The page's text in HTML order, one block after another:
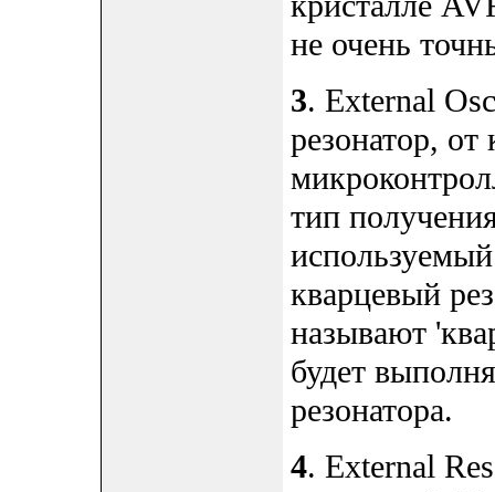
не очень
3. External
резонатор, от
тип
кварцевый
называют
будет
резонатора.
4. External